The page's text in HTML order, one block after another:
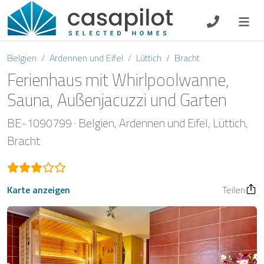
DE EN ES FR
Frühstück
Gutscheine
Eigentümer Log-In
Belgien Ardennen und Eifel Lüttich Bracht
Ferienhaus mit Whirlpoolwanne,
Sauna, Außenjacuzzi und Garten
BE-1090799 Belgien Ardennen und Eifel Lüttich
Bracht
Karte anzeigen Teilen